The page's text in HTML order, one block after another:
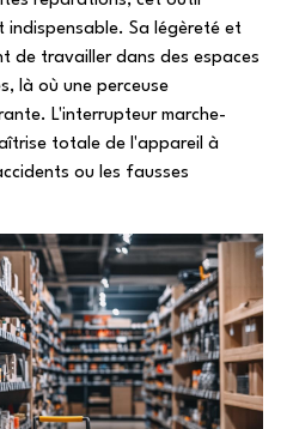
Sa légèreté et
de travailler dans des espaces
là où une perceuse
L'interrupteur marche-
totale de l'appareil à
ou les fausses